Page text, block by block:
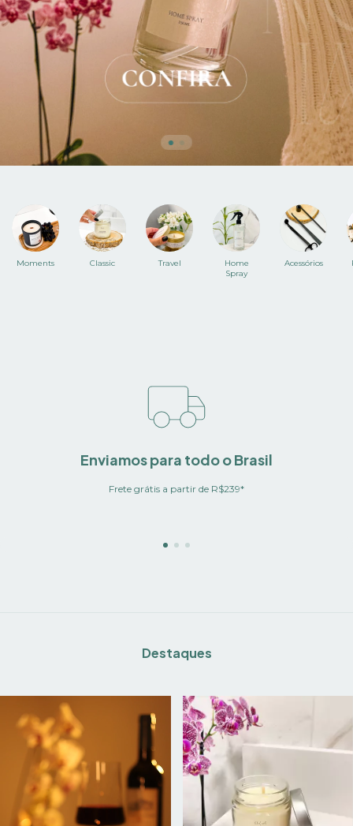
Moments Classic Travel
Home
Spray
Acessórios
Enviamos para todo o Brasil
Frete grátis a partir de R$239*
Destaques